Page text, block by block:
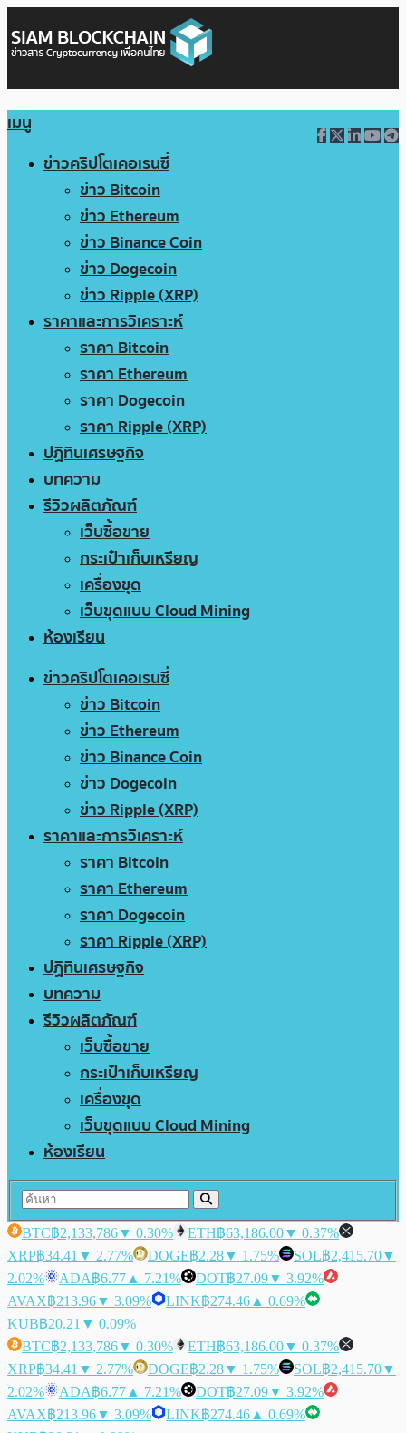
เมนู
ข่าวคริปโตเคอเรนซี่
ข่าว Bitcoin
ข่าว Ethereum
ข่าว Binance Coin
ข่าว Dogecoin
ข่าว Ripple (XRP)
ราคาและการวิเคราะห์
ราคา Bitcoin
ราคา Ethereum
ราคา Dogecoin
ราคา Ripple (XRP)
ปฏิทินเศรษฐกิจ
บทความ
รีวิวผลิตภัณฑ์
เว็บซื้อขาย
กระเป๋าเก็บเหรียญ
เครื่องขุด
เว็บขุดแบบ Cloud Mining
ห้องเรียน
ข่าวคริปโตเคอเรนซี่
ข่าว Bitcoin
ข่าว Ethereum
ข่าว Binance Coin
ข่าว Dogecoin
ข่าว Ripple (XRP)
ราคาและการวิเคราะห์
ราคา Bitcoin
ราคา Ethereum
ราคา Dogecoin
ราคา Ripple (XRP)
ปฏิทินเศรษฐกิจ
บทความ
รีวิวผลิตภัณฑ์
เว็บซื้อขาย
กระเป๋าเก็บเหรียญ
เครื่องขุด
เว็บขุดแบบ Cloud Mining
ห้องเรียน
BTC฿2,133,786▼ 0.30% ETH฿63,186.00▼ 0.37%
XRP฿34.41 ▼ 2.77% DOGE฿2.28▼ 1.75% SOL฿2,415.70▼
2.02%
ADA฿6.77 ▲ 7.21% DOT฿27.09▼ 3.92%
AVAX฿213.96▼ 3.09% LINK฿274.46 ▲ 0.69%
KUB฿20.21 ▼ 0.09%
BTC฿2,133,786▼ 0.30% ETH฿63,186.00▼ 0.37%
XRP฿34.41 ▼ 2.77% DOGE฿2.28▼ 1.75% SOL฿2,415.70▼
2.02%
ADA฿6.77 ▲ 7.21% DOT฿27.09▼ 3.92%
AVAX฿213.96▼ 3.09% LINK฿274.46 ▲ 0.69%